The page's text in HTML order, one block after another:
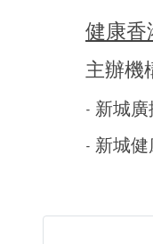
健康香
主辦機
- 新城廣
- 新城健